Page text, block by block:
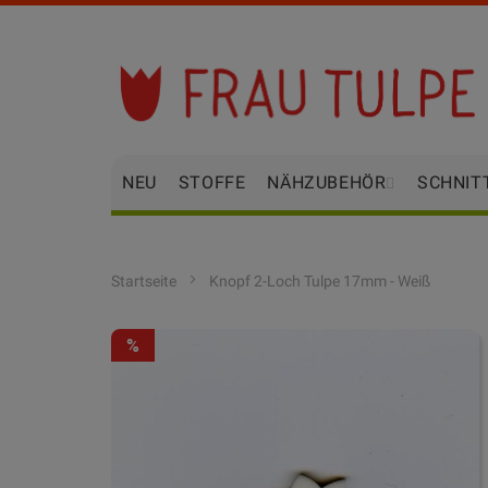
Inhalt
springen
NEU STOFFE NÄHZUBEHÖR
Startseite Knopf 2-Loch Tulpe 17mm - Weiß
Zum
Ende
-20%